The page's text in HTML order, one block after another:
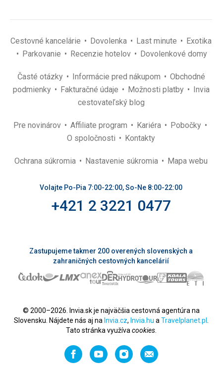
Cestovné kancelárie Dovolenka Last minute
Exotika
Parkovanie
Recenzie hotelov Dovolenkové domy
Časté otázky Informácie pred nákupom
Obchodné
podmienky
Fakturačné údaje Možnosti platby
Invia
cestovateľský blog
Pre novinárov Affiliate program Kariéra
Pobočky
O spoločnosti
Kontakty
Ochrana súkromia Nastavenie súkromia Mapa webu
Volajte Po-Pia 7:00-22:00, So-Ne 8:00-22:00
+421 2 3221 0477
Zastupujeme takmer 200 overených slovenských a
zahraničných cestovných kancelárií
© 2000–2026. Invia.sk je najväčšia cestovná agentúra na
Slovensku. Nájdete nás aj na Invia.cz, Invia.hu a Travelplanet.pl
Tato stránka využíva cookies.
FacebookYouTubeInstagramOdporučiť